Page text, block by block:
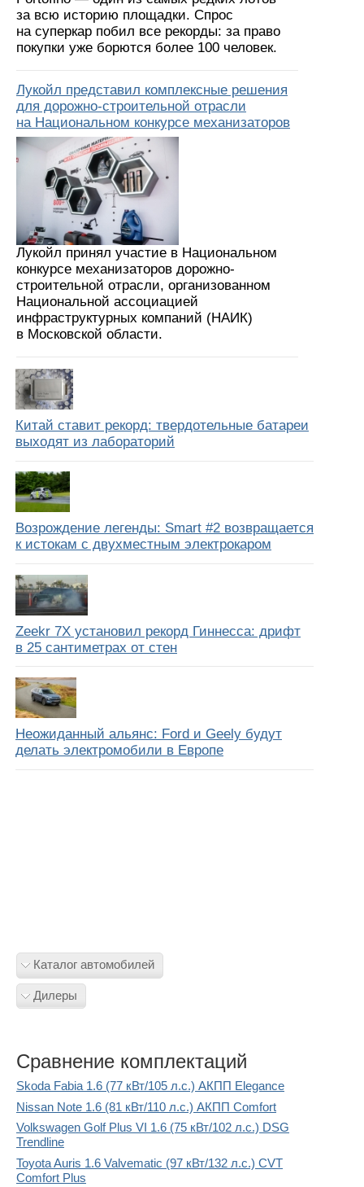
за всю историю площадки. Спрос
на суперкар побил все рекорды: за право
покупки уже борются более 100 человек.
Лукойл представил комплексные решения
для дорожно-строительной отрасли
на Национальном конкурсе механизаторов
Лукойл принял участие в Национальном
конкурсе механизаторов дорожно-
строительной отрасли, организованном
Национальной ассоциацией
инфраструктурных компаний (НАИК)
в Московской области.
Китай ставит рекорд: твердотельные батареи
выходят из лабораторий
Возрождение легенды: Smart #2 возвращается
к истокам с двухместным электрокаром
Zeekr 7X установил рекорд Гиннесса: дрифт
в 25 сантиметрах от стен
Неожиданный альянс: Ford и Geely будут
делать электромобили в Европе
Каталог автомобилей
Дилеры
Сравнение комплектаций
Skoda Fabia 1.6 (77 кВт/105 л.с.) АКПП Elegance
Nissan Note 1.6 (81 кВт/110 л.с.) АКПП Comfort
Volkswagen Golf Plus VI 1.6 (75 кВт/102 л.с.) DSG
Trendline
Toyota Auris 1.6 Valvematic (97 кВт/132 л.с.) CVT
Comfort Plus